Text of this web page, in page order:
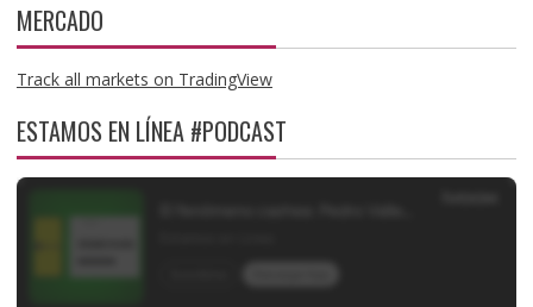
MERCADO
Track all markets on TradingView
ESTAMOS EN LÍNEA #PODCAST